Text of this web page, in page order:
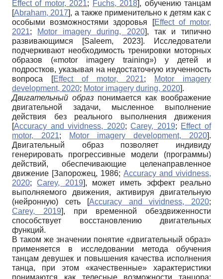
Effect of motor, 2021; Fuchs, 2018], обучению танцам
[Abraham, 2017], а также применительно к детям как с
особыми возможностями здоровья
[Effect of motor,
2021; Motor imagery during, 2020], так и типично
развивающимся [Saleem, 2023]. Исследователи
подчеркивают необходимость тренировки моторных
образов («motor imagery training») у детей и
подростков, указывая на недостаточную изученность
вопроса
[Effect of motor, 2021;
Motor imagery
development, 2020; Motor imagery during, 2020].
Двигательный образ понимается как воображение
двигательной задачи, мысленное выполнение
действия без реального выполнения движения
[Accuracy and vividness, 2020;Carey, 2019; Effect of
motor, 2021; Motor imagery development, 2020].
Двигательный образ позволяет индивиду
генерировать прогрессивные модели (программы)
действий, обеспечивающие целенаправленное
движение [Запорожец, 1986; Accuracy and vividness,
2020;Carey, 2019], может иметь эффект реально
выполняемого движения, активируя двигательную
(нейронную) сеть
[Accuracy and vividness, 2020;
Carey, 2019], при временной обездвиженности
способствует восстановлению двигательных
функций.
В таком же значении понятие «двигательный образ»
применяется в исследовании метода обучения
танцам девушек и повышения качества исполнения
танца, при этом «качественные» характеристики
понимаются как телесные возможности танцора: